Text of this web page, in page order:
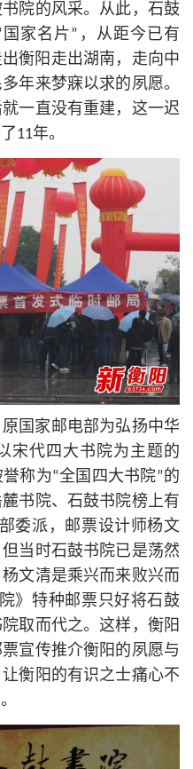
院的风采。从此，石鼓
家名片”，从距今已有
衡阳走出湖南，走向中
年来梦寐以求的夙愿。
一直没有重建，这一迟
11年。
国家邮电部为弘扬中华
宋代四大书院为主题的
称为“全国四大书院”的
书院、石鼓书院榜上有
委派，邮票设计师杨文
当时石鼓书院已是荡然
文清是乘兴而来败兴而
》特种邮票只好将石鼓
取而代之。这样，衡阳
宣传推介衡阳的夙愿与
衡阳的有识之士痛心不